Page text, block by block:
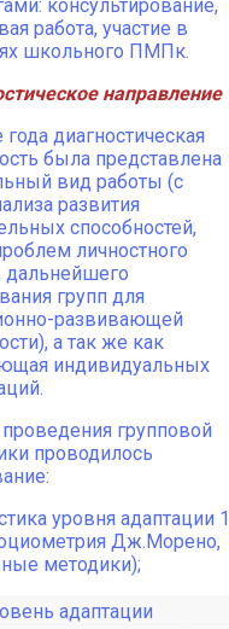
консультирование,
работа, участие в
школьного ПМПк.
направление
года диагностическая
была представлена
вид работы (с
развития
способностей,
личностного
дальнейшего
групп для
развивающей
а так же как
индивидуальных
групповой
проводилось
уровня адаптации 1
Дж.Морено,
методики);
адаптации